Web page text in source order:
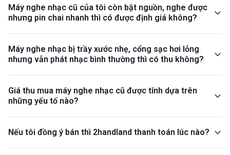
Máy nghe nhạc cũ của tôi còn bật nguồn, nghe được
nhưng pin chai nhanh thì có được định giá không?
Máy nghe nhạc bị trầy xước nhẹ, cổng sạc hơi lỏng
nhưng vẫn phát nhạc bình thường thì có thu không?
Giá thu mua máy nghe nhạc cũ được tính dựa trên
những yếu tố nào?
Nếu tôi đồng ý bán thì 2handland thanh toán lúc nào?